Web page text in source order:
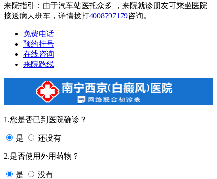
来院指引：由于汽车站医托众多 ，来院就诊朋友可乘坐医院
接送病人班车，详情拨打4008797179咨询。
免费电话
预约挂号
在线咨询
来院路线
1.您是否已到医院确诊？
是 还没有
2.是否使用外用药物？
是 没有